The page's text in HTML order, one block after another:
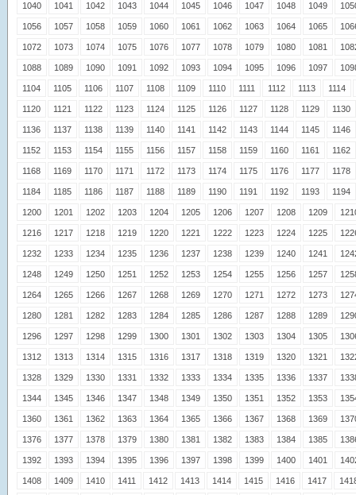
1040 1041 1042 1043 1044 1045 1046 1047 1048 1049
1056 1057 1058 1059 1060 1061 1062 1063 1064 1065
1072 1073 1074 1075 1076 1077 1078 1079 1080 1081
1088 1089 1090 1091 1092 1093 1094 1095 1096 1097
1104 1105 1106 1107 1108 1109 1110 1111 1112 1113 1114
1120 1121 1122 1123 1124 1125 1126 1127 1128 1129 1130
1136 1137 1138 1139 1140 1141 1142 1143 1144 1145 1146
1152 1153 1154 1155 1156 1157 1158 1159 1160 1161 1162
1168 1169 1170 1171 1172 1173 1174 1175 1176 1177 1178
1184 1185 1186 1187 1188 1189 1190 1191 1192 1193 1194
1200 1201 1202 1203 1204 1205 1206 1207 1208 1209
1216 1217 1218 1219 1220 1221 1222 1223 1224 1225
1232 1233 1234 1235 1236 1237 1238 1239 1240 1241
1248 1249 1250 1251 1252 1253 1254 1255 1256 1257
1264 1265 1266 1267 1268 1269 1270 1271 1272 1273
1280 1281 1282 1283 1284 1285 1286 1287 1288 1289
1296 1297 1298 1299 1300 1301 1302 1303 1304 1305
1312 1313 1314 1315 1316 1317 1318 1319 1320 1321
1328 1329 1330 1331 1332 1333 1334 1335 1336 1337
1344 1345 1346 1347 1348 1349 1350 1351 1352 1353
1360 1361 1362 1363 1364 1365 1366 1367 1368 1369
1376 1377 1378 1379 1380 1381 1382 1383 1384 1385
1392 1393 1394 1395 1396 1397 1398 1399 1400 1401
1408 1409 1410 1411 1412 1413 1414 1415 1416 1417